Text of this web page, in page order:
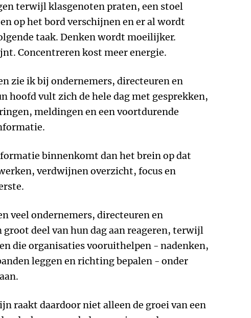
terwijl klasgenoten praten, een stoel
op het bord verschijnen en er al wordt
taak. Denken wordt moeilijker.
Concentreren kost meer energie.
zie ik bij ondernemers, directeuren en
hoofd vult zich de hele dag met gesprekken,
meldingen en een voortdurende
binnenkomt dan het brein op dat
verdwijnen overzicht, focus en
veel ondernemers, directeuren en
groot deel van hun dag aan reageren, terwijl
die organisaties vooruithelpen - nadenken,
leggen en richting bepalen - onder
raakt daardoor niet alleen de groei van een